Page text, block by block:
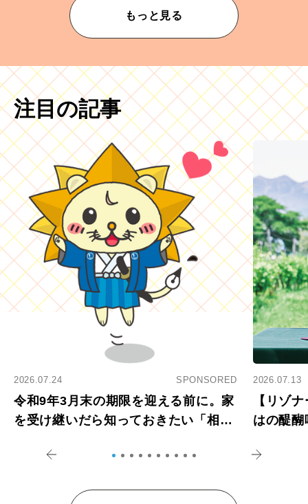
もっと見る
注目の記事
2026.07.24 SPONSORED
令和9年3月末の期限を迎える前に。家
を受け継いだら知っておきたい「相続
2026.07.13
【リゾ
はの醍